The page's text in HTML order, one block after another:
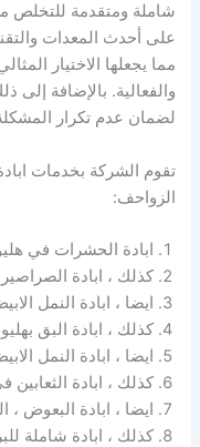
شاملة ومتقدمة للتخلص
على أحدث المعدات
مما يجعلها الاختيار
والفعالية. بالإضافة إلى
لضمان عدم تكرار
تقوم الشركة بخدمات
الزواحف:
ابادة الحشرات في
كذلك ، ابادة
ايضا ، ابادة النمل
كذلك ، ابادة البق
ايضا ، ابادة النمل
كذلك ، ابادة
ايضا ، ابادة البعوض
كذلك ، ابادة شاملة